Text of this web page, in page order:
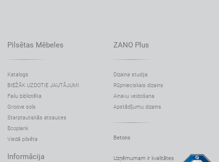
Pilsētas Mēbeles
Katalogs
BIEŽĀK UZDOTIE JAUTĀJUMI
Failu bibliotēka
Groove sols
Starptautiskās atsauces
Ecoplank
Viedā pilsēta
ZANO Plus
Dizaina studija
Rūpnieciskais dizains
Ainavu veidošana
Apstādījumu dizains
Betons
Informācija
Uzņēmumam ir kvalitātes